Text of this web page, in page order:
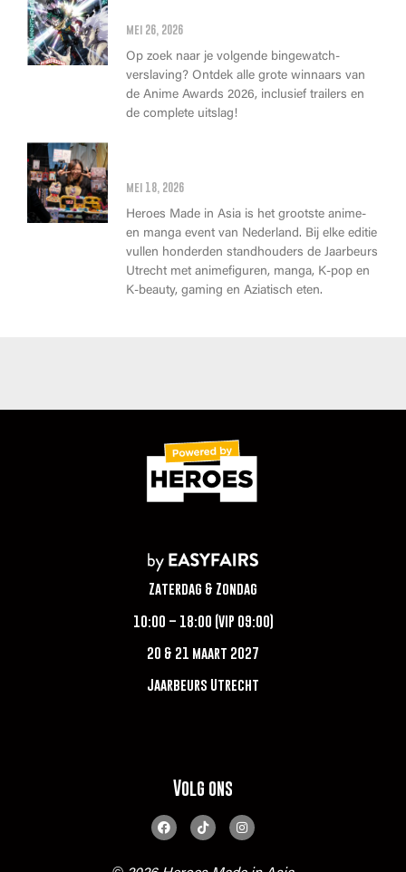
mei 26, 2026
Op zoek naar je volgende bingewatch-
verslaving? Ontdek alle grote winnaars van
de Anime Awards 2026, inclusief trailers en
de complete uitslag!
mei 18, 2026
Heroes Made in Asia is het grootste anime-
en manga event van Nederland. Bij elke editie
vullen honderden standhouders de Jaarbeurs
Utrecht met animefiguren, manga, K-pop en
K-beauty, gaming en Aziatisch eten.
Zaterdag & Zondag
10:00 – 18:00 (VIP 09:00)
20 & 21 maart 2027
Jaarbeurs Utrecht
Volg ons